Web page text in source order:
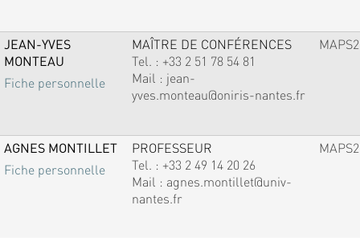
JEAN-YVES
MONTEAU
Fiche personnelle
MAÎTRE DE CONFÉRENCES
Tel. : +33 2 51 78 54 81
Mail : jean-
yves.monteau@oniris-nantes.fr
MAPS2
AGNES MONTILLET
Fiche personnelle
PROFESSEUR
Tel. : +33 2 49 14 20 26
Mail : agnes.montillet@univ-
nantes.fr
MAPS2